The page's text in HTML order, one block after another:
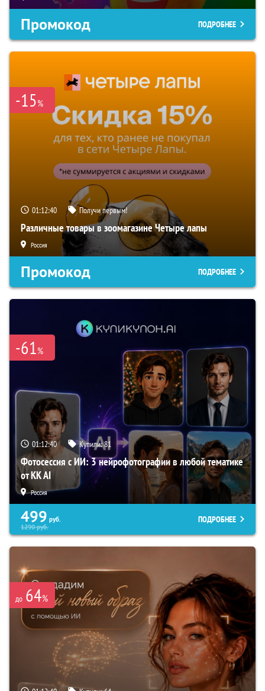
Промокод ПОДРОБНЕЕ
-15%
01:12:39 Получи первым!
Различные товары в зоомагазине Четыре лапы
Россия
Промокод ПОДРОБНЕЕ
-61%
01:12:39 Купили:81
Фотосессия с ИИ: 3 нейрофотографии в любой тематике
от KK AI
Россия
499 руб.
1290руб.
ПОДРОБНЕЕ
до 64%